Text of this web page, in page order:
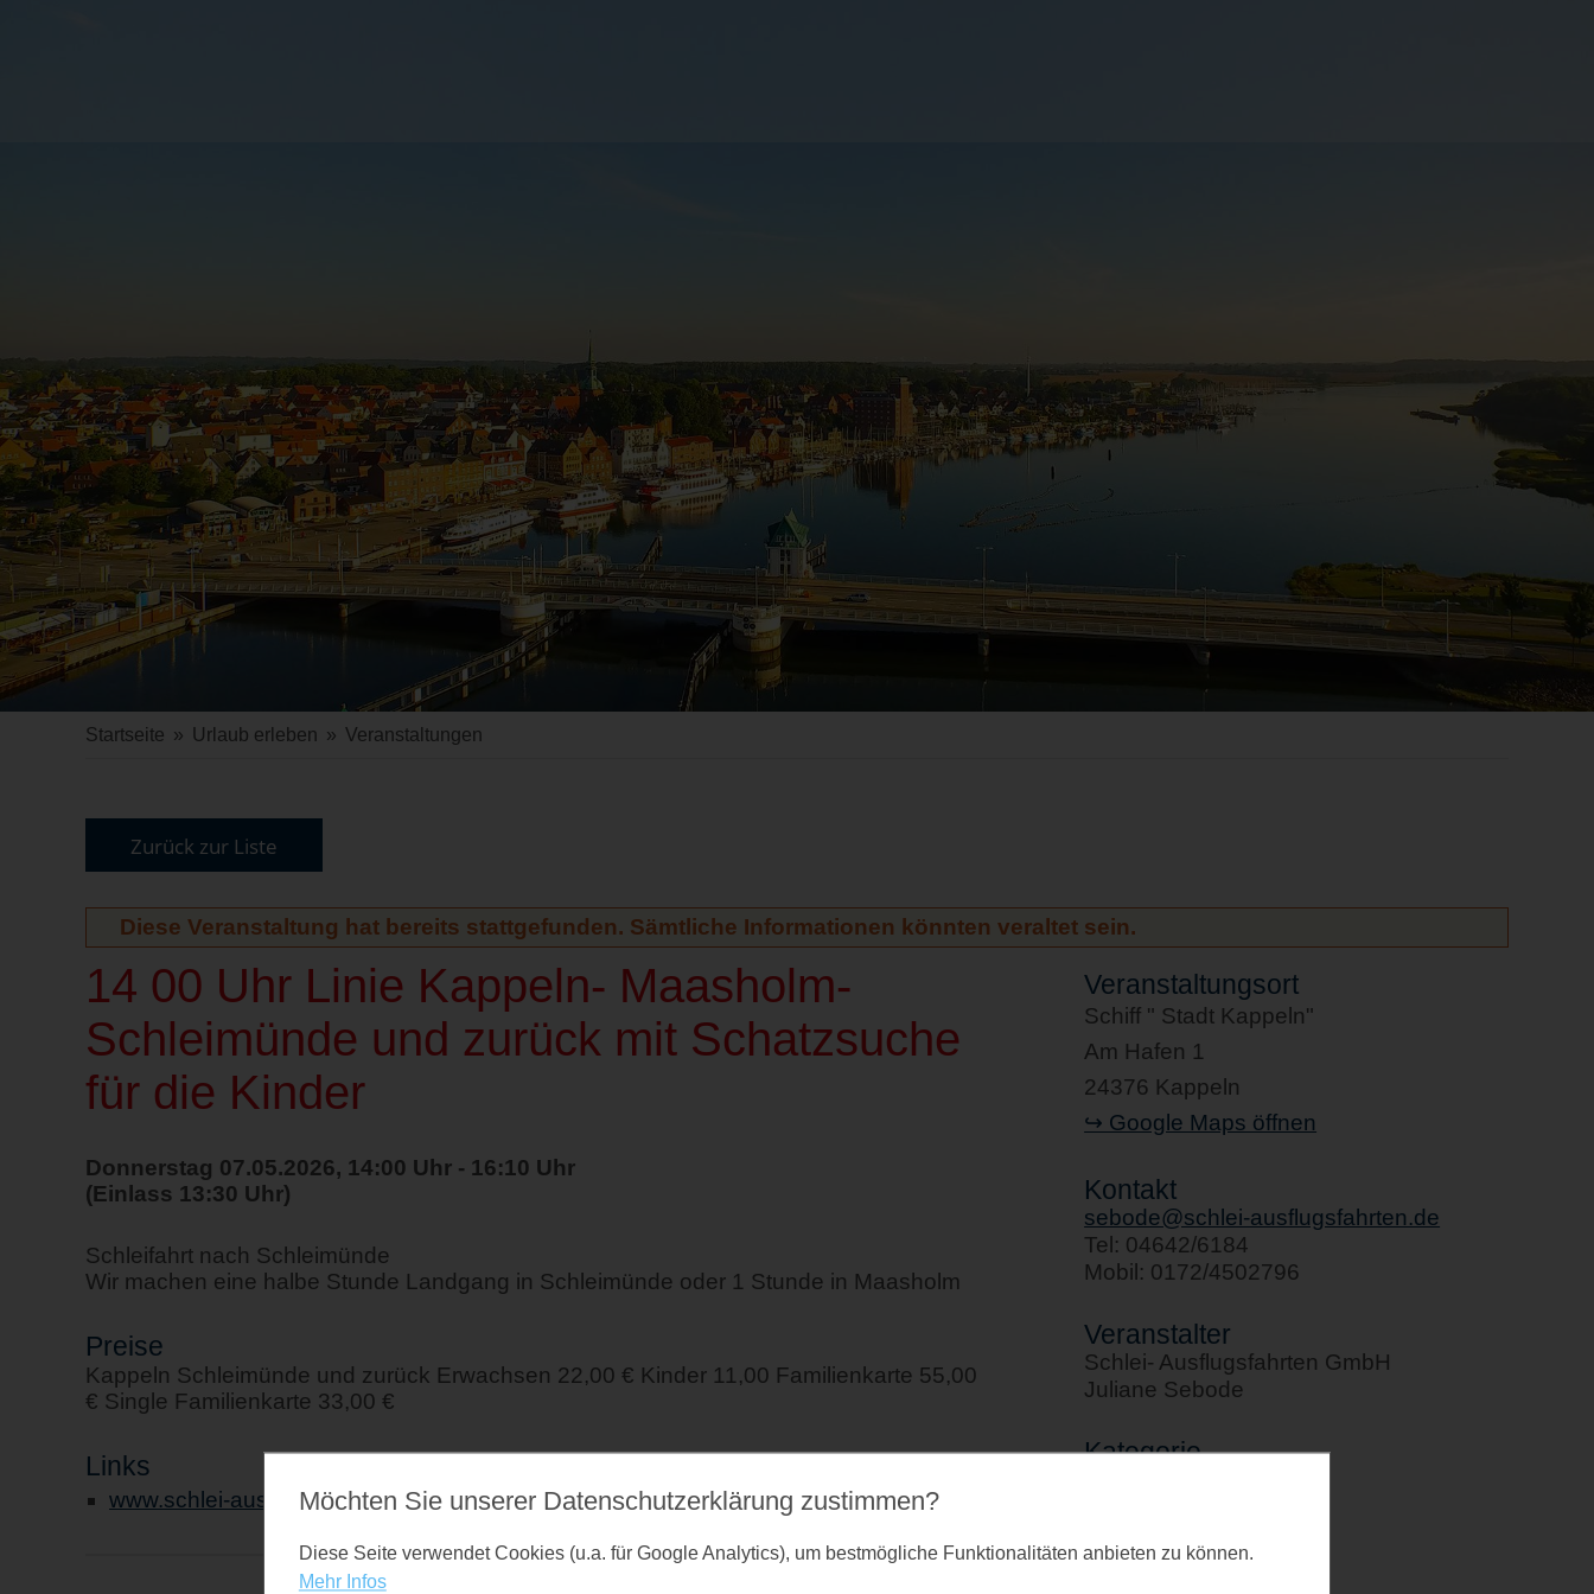
Startseite » Urlaub erleben » Veranstaltungen
Zurück zur Liste
Diese Veranstaltung hat bereits stattgefunden. Sämtliche Informationen könnten veraltet sein.
14 00 Uhr Linie Kappeln- Maasholm-
Schleimünde und zurück mit Schatzsuche
für die Kinder
Donnerstag 07.05.2026, 14:00 Uhr - 16:10 Uhr
(Einlass 13:30 Uhr)
Schleifahrt nach Schleimünde
Wir machen eine halbe Stunde Landgang in Schleimünde oder 1 Stunde in Maasholm
Preise
Kappeln Schleimünde und zurück Erwachsen 22,00 € Kinder 11,00 Familienkarte 55,00
€ Single Familienkarte 33,00 €
Links
www.schlei-ausflugsfahrten.de
Veranstaltungsort
Schiff " Stadt Kappeln"
Am Hafen 1
24376 Kappeln
↪ Google Maps öffnen
Kontakt
sebode@schlei-ausflugsfahrten.de
Tel: 04642/6184
Mobil: 0172/4502796
Veranstalter
Schlei- Ausflugsfahrten GmbH
Juliane Sebode
Kategorie
Letztes Update
Möchten Sie unserer Datenschutz­erklärung zustimmen?
Diese Seite verwendet Cookies (u.a. für Google Analytics), um bestmögliche Funktionalitäten anbieten zu können.
Mehr Infos